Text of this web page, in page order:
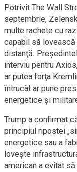
Potrivit The Wall
septembrie,
multe rachete cu
capabil să
distanţă.
interviu pentru
ar putea forţa
întrucât ar pune
energetice şi
Trump a confirmat
principiul ripostei
energetice sau a
loveşte
american a evitat